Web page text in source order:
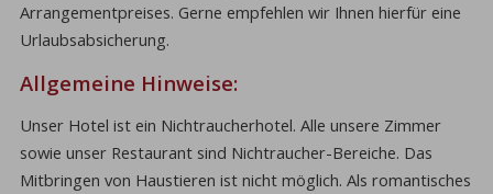
Arrangementpreises. Gerne empfehlen wir Ihnen hierfür eine
Urlaubsabsicherung.
Allgemeine Hinweise:
Unser Hotel ist ein Nichtraucherhotel. Alle unsere Zimmer
sowie unser Restaurant sind Nichtraucher-Bereiche. Das
Mitbringen von Haustieren ist nicht möglich. Als romantisches